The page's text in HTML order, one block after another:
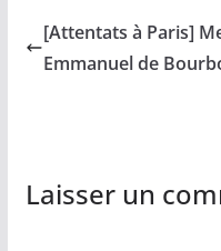
[Attentats à Paris]
Emmanuel de
Laisser un